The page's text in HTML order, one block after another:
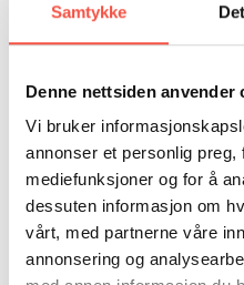
Samtykke
Denne nettsiden anvender
Vi bruker
annonser et personlig
mediefunksjoner og for å
dessuten informasjon om
vårt, med partnerne våre
annonsering og
RAGNAR THORSETH – LEVD
HISTORIKK
SAMARBEIDSMUSEUM
PERSONVERNERKLÆRING
PETER S. BRANDAL
SKULE
FARGELEGG
FORTELLINGAR
DONASJON
OPNINGSTIDER